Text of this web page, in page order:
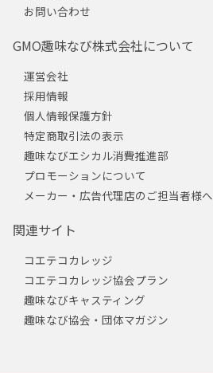
お問い合わせ
GMO趣味なび株式会社について
運営会社
採用情報
個人情報保護方針
特定商取引法の表示
趣味なびエシカル消費推進部
プロモーションについて
メーカー・広告代理店のご担当者様へ
関連サイト
コエテコカレッジ
コエテコカレッジ協会プラン
趣味なびキャスティング
趣味なび協会・団体マガジン